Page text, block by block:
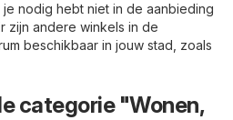
nodig hebt niet in de aanbieding
zijn andere winkels in de
beschikbaar in jouw stad, zoals
categorie "Wonen,